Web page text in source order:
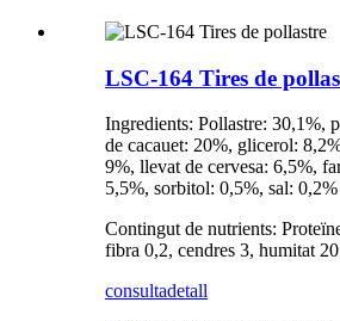
LSC-164 Tires de
Ingredients: Pollastre: 30,1%,
de cacauet: 20%, glicerol:
9%, llevat de cervesa: 6,5%,
5,5%, sorbitol: 0,5%, sal: 0,2%
Contingut de nutrients:
fibra 0,2, cendres 3, humitat 20
consultadetall